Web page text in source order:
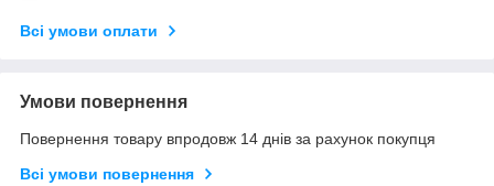
Всі умови оплати
Умови повернення
Повернення товару впродовж 14 днів за рахунок покупця
Всі умови повернення